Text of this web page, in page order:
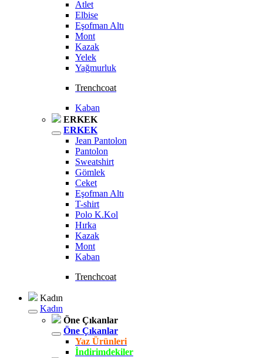
Atlet
Elbise
Eşofman Altı
Mont
Kazak
Yelek
Yağmurluk
Trenchcoat
Kaban
ERKEK
ERKEK
Jean Pantolon
Pantolon
Sweatshirt
Gömlek
Ceket
Eşofman Altı
T-shirt
Polo K.Kol
Hırka
Kazak
Mont
Kaban
Trenchcoat
Kadın
Kadın
Öne Çıkanlar
Öne Çıkanlar
Yaz Ürünleri
İndirimdekiler